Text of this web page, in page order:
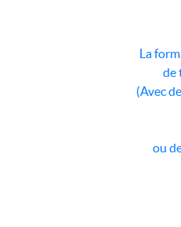
La
de
(Avec
ou